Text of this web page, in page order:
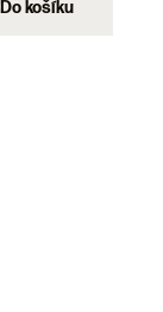
Do košíku